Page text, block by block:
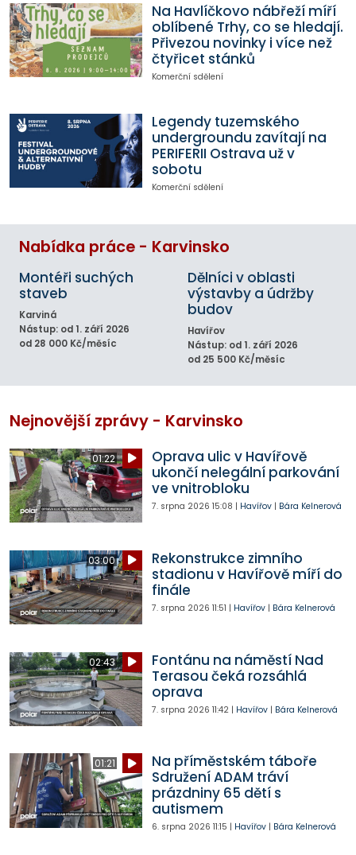
Na Havlíčkovo nábřeží míří
oblíbené Trhy, co se hledají.
Přivezou novinky i více než
čtyřicet stánků
Komerční sdělení
Legendy tuzemského
undergroundu zavítají na
PERIFERII Ostrava už v
sobotu
Komerční sdělení
Nabídka práce - Karvinsko
Montéři suchých
staveb
Karviná
Nástup: od 1. září 2026
od 28 000 Kč/měsíc
Dělníci v oblasti
výstavby a údržby
budov
Havířov
Nástup: od 1. září 2026
od 25 500 Kč/měsíc
Nejnovější zprávy - Karvinsko
01:22
Oprava ulic v Havířově
ukončí nelegální parkování
ve vnitrobloku
7. srpna 2026 15:08 | Havířov| Bára Kelnerová
03:00
Rekonstrukce zimního
stadionu v Havířově míří do
finále
7. srpna 2026 11:51 | Havířov| Bára Kelnerová
02:43
Fontánu na náměstí Nad
Terasou čeká rozsáhlá
oprava
7. srpna 2026 11:42| Havířov| Bára Kelnerová
01:21
Na příměstském táboře
Sdružení ADAM tráví
prázdniny 65 dětí s
autismem
6. srpna 2026 11:15 | Havířov| Bára Kelnerová